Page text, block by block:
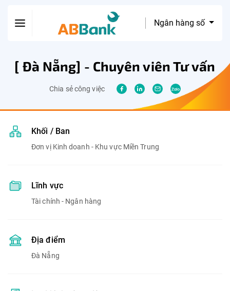
Ngân hàng số
[ Đà Nẵng] - Chuyên viên Tư vấn
Chia sẻ công việc
Khối / Ban
Đơn vị Kinh doanh - Khu vực Miền Trung
Lĩnh vực
Tài chính - Ngân hàng
Địa điểm
Đà Nẵng